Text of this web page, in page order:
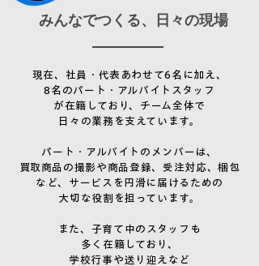
​みんなでつくる、日々の現場
現在、社員・代表あわせて6名に加え、
8名のパート・アルバイトスタッフ
が在籍しており、チーム全体で
日々の業務を支えています。
パート・アルバイトのメンバーは、
買取商品の撮影や商品登録、受注対応、梱包
など、サービスを円滑に届けるための
大切な役割を担っています。
また、子育て中のスタッフも
多く在籍しており、
学校行事や送り迎えなど